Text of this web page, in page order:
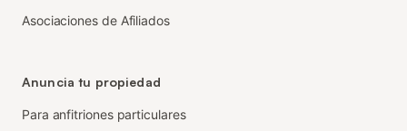
Asociaciones de Afiliados
Anuncia tu propiedad
Para anfitriones particulares